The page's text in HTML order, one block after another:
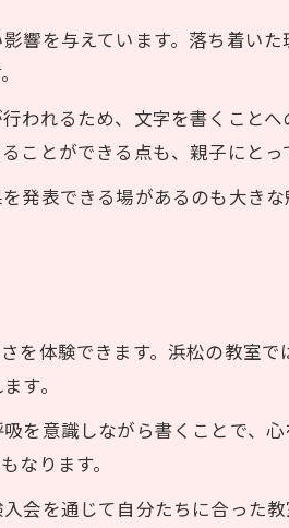
ら気をつけたい準備とは
必要な道具と心構えを解説
知っておきたい準備ポイント
続きと体験予約の流れ
ビューを成功させる準備術
鑑や小物の選び方ガイド
の教室生活の楽しみ方とは
につく礼儀や集中力を解説
発表会に向けた取り組み
室 モチベーション維持の秘訣
続けるための工夫とヒント
響を与えています。落ち着い
われるため、文字を書くこと
とができる点も、親子にとっ
発表できる場があるのも大き
を体験できます。浜松の教室
す。
を意識しながら書くことで、
なります。
会を通じて自分たちに合った